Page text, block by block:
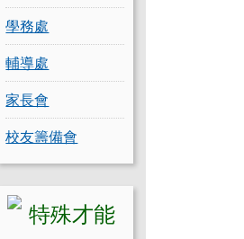
學務處
輔導處
家長會
校友籌備會